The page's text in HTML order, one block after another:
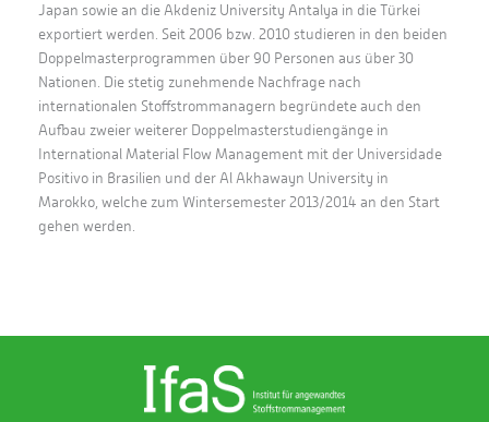
Japan sowie an die Akdeniz University Antalya in die Türkei
exportiert werden. Seit 2006 bzw. 2010 studieren in den beiden
Doppelmasterprogrammen über 90 Personen aus über 30
Nationen. Die stetig zunehmende Nachfrage nach
internationalen Stoffstrommanagern begründete auch den
Aufbau zweier weiterer Doppelmasterstudiengänge in
International Material Flow Management mit der Universidade
Positivo in Brasilien und der Al Akhawayn University in
Marokko, welche zum Wintersemester 2013/2014 an den Start
gehen werden.